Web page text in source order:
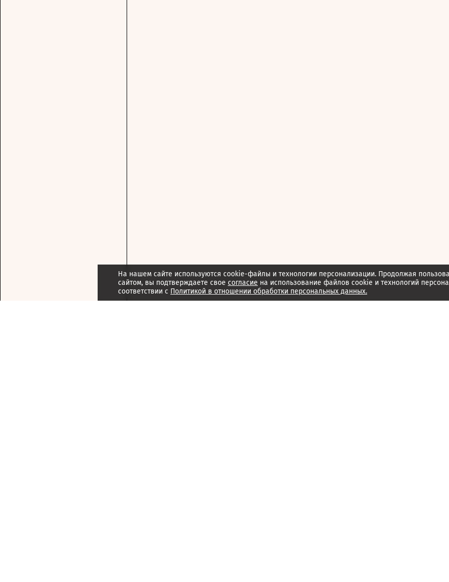
На нашем сайте используются cookie-файлы и технологии персонализации. Продолжая
сайтом, вы подтверждаете свое согласие на использование файлов cookie и технологий
соответствии с Политикой в отношении обработки персональных данных.